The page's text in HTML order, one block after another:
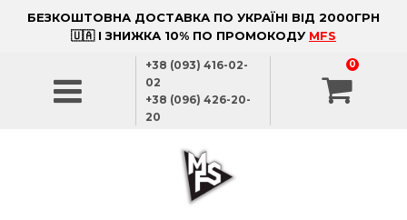
БЕЗКОШТОВНА ДОСТАВКА ПО УКРАЇНІ ВІД 2000ГРН
🇺🇦 І ЗНИЖКА 10% ПО ПРОМОКОДУ MFS
+38 (093) 416-02-
02
+38 (096) 426-20-
20
0